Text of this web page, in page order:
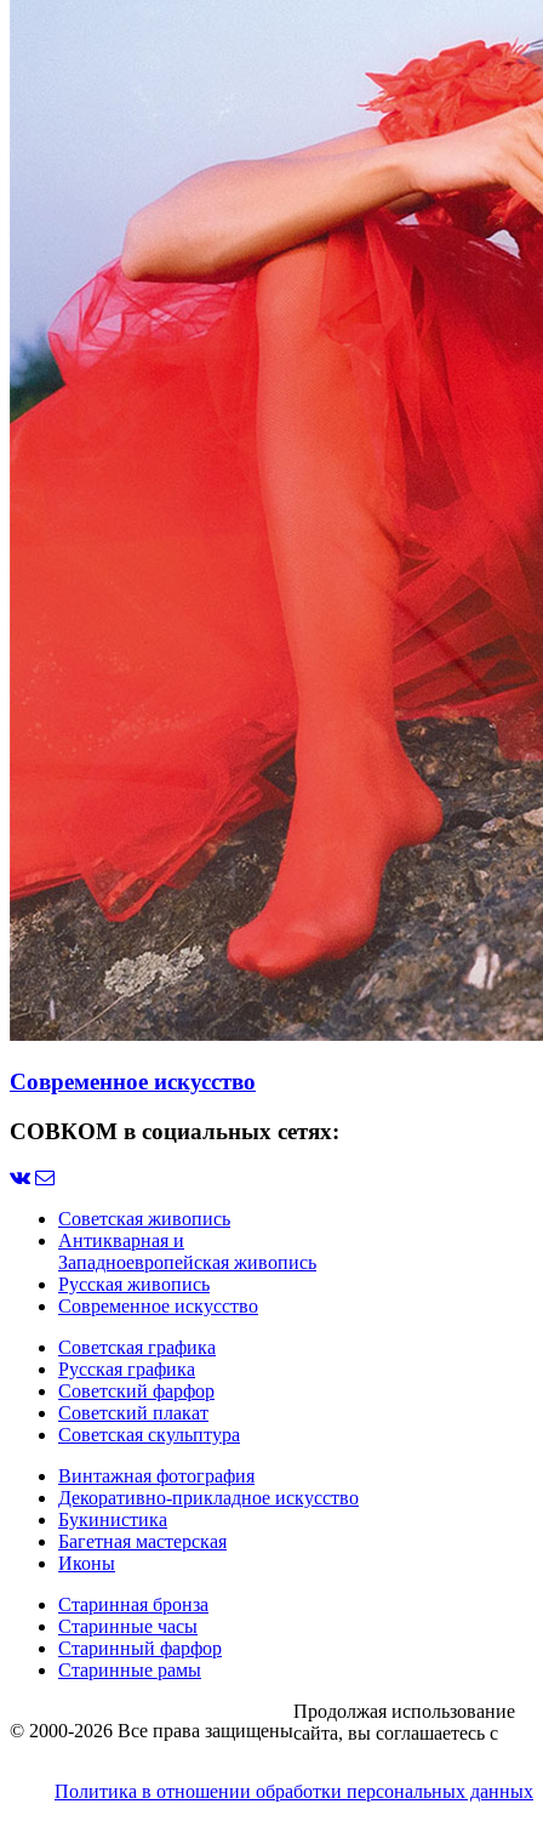
Современное искусство
СОВКОМ в социальных сетях:
Советская живопись
Антикварная и
Западноевропейская живопись
Русская живопись
Современное искусство
Советская графика
Русская графика
Советский фарфор
Советский плакат
Советская скульптура
Винтажная фотография
Декоративно-прикладное искусство
Букинистика
Багетная мастерская
Иконы
Старинная бронза
Старинные часы
Старинный фарфор
Старинные рамы
© 2000-2026 Все права защищены
Политика в отношении обработки персональных данных
Продолжая использование
сайта, вы соглашаетесь с